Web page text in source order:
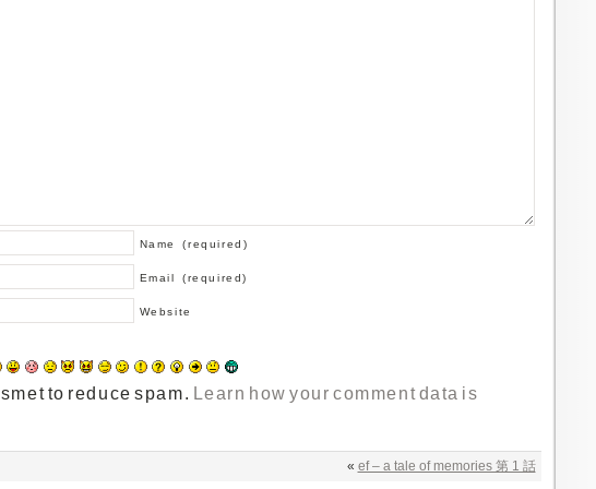
Name (required)
Email (required)
Website
to reduce spam. Learn how your comment data is
« ef – a tale of memories 第 1 話